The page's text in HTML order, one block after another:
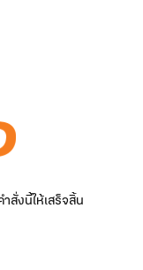
สั่งนี้ให้เสร็จสิ้น